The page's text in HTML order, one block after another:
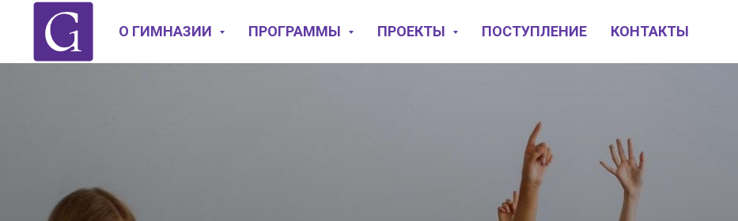
О ГИМНАЗИИ ПРОГРАММЫ ПРОЕКТЫ ПОСТУПЛЕНИЕ КОНТАКТЫ